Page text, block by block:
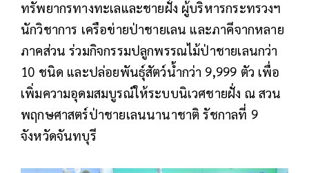
ทรัพยากรทางทะเลและชายฝั่ง ผู้บริหารกระทรวงฯ
นักวิชาการ เครือข่ายป่าชายเลน และภาคีจากหลาย
ภาคส่วน ร่วมกิจกรรมปลูกพรรณไม้ป่าชายเลนกว่า
10 ชนิด และปล่อยพันธุ์สัตว์น้ำกว่า 9,999 ตัว เพื่อ
เพิ่มความอุดมสมบูรณ์ให้ระบบนิเวศชายฝั่ง ณ สวน
พฤกษศาสตร์ป่าชายเลนนานาชาติ รัชกาลที่ 9
จังหวัดจันทบุรี